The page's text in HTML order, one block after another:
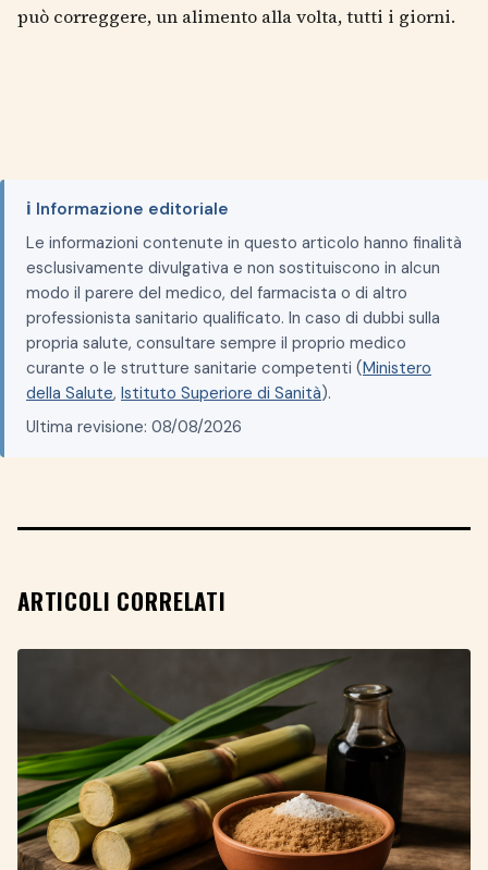
può correggere, un alimento alla volta, tutti i giorni.
ℹ️ Informazione editoriale
Le informazioni contenute in questo articolo hanno finalità
esclusivamente divulgativa e non sostituiscono in alcun
modo il parere del medico, del farmacista o di altro
professionista sanitario qualificato. In caso di dubbi sulla
propria salute, consultare sempre il proprio medico
curante o le strutture sanitarie competenti (Ministero
della Salute, Istituto Superiore di Sanità).
Ultima revisione: 08/08/2026
ARTICOLI CORRELATI